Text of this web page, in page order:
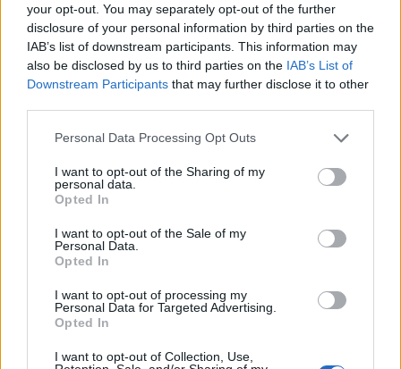
your opt-out. You may separately opt-out of the further
disclosure of your personal information by third parties on the
IAB’s list of downstream participants. This information may
also be disclosed by us to third parties on the IAB’s List of
Downstream Participants that may further disclose it to other
Personal Data Processing Opt Outs
I want to opt-out of the Sharing of my
personal data.
Opted In
I want to opt-out of the Sale of my
Personal Data.
Opted In
I want to opt-out of processing my
Personal Data for Targeted Advertising.
Opted In
I want to opt-out of Collection, Use,
REPORTAGE 2026-08-06 KL.
Emma Tryti öppnar
upp ateljén för
keramikkurser
Konstnären i Åsta satsar på
keramikkurs på hemmaplan
SPORT 2026-08-06 KL. 08:36
Hockeysajt
berömmer årets
lagbygge
Experterna på KMHockey rankar
Vallentuna Hockey bland de fem